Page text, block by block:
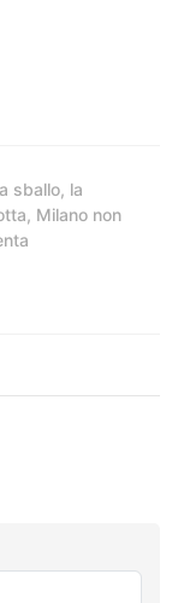
sballo, la
Milano non